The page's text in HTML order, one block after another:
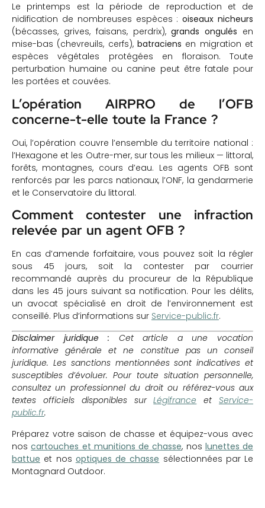
Le printemps est la période de reproduction et de
nidification de nombreuses espèces :oiseaux nicheurs
(bécasses, grives, faisans, perdrix),grands ongulés en
mise-bas (chevreuils, cerfs), batraciens en migration et
espèces végétales protégées en floraison. Toute
perturbation humaine ou canine peut être fatale pour
les portées et couvées.
L’opération AIRPRO de l’OFB
concerne-t-elle toute la France ?
Oui, l’opération couvre l’ensemble du territoire national :
l’Hexagone et les Outre-mer, sur tous les milieux — littoral,
forêts, montagnes, cours d’eau. Les agents OFB sont
renforcés par les parcs nationaux, l’ONF, la gendarmerie
et le Conservatoire du littoral.
Comment contester une infraction
relevée par un agent OFB ?
En cas d’amende forfaitaire, vous pouvez soit la régler
sous 45 jours, soit la contester par courrier
recommandé auprès du procureur de la République
dans les 45 jours suivant sa notification. Pour les délits,
un avocat spécialisé en droit de l’environnement est
conseillé. Plus d’informations sur Service-public.fr.
Disclaimer juridique : Cet article a une vocation
informative générale et ne constitue pas un conseil
juridique. Les sanctions mentionnées sont indicatives et
susceptibles d’évoluer. Pour toute situation personnelle,
consultez un professionnel du droit ou référez-vous aux
textes officiels disponibles surLégifrance etService-
public.fr.
Préparez votre saison de chasse et équipez-vous avec
noscartouches et munitions de chasse, nos lunettes de
battue et nos optiques de chasse sélectionnées par Le
Montagnard Outdoor.